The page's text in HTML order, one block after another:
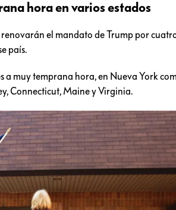
hora en varios estados
el mandato de Trump por
país.
a muy temprana hora, en Nueva York
Connecticut, Maine y Virginia.